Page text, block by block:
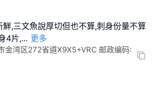
鮮,三文魚說厚切但也不算,刺身份量不算
4片,... 更多
金湾区272省道X9X5+VRC 邮政编码: